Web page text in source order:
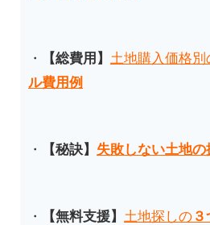
・ 【総費用】 土地購入価格別
ル費用例
・ 【秘訣】 失敗しない土地の
・ 【無料支援】 土地探しの